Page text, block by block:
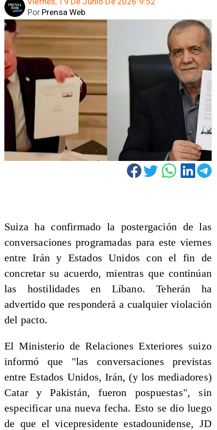
Prensa Web
Por
Suiza ha confirmado la postergación de las
conversaciones programadas para este viernes
entre Irán y Estados Unidos con el fin de
concretar su acuerdo, mientras que continúan
las hostilidades en Líbano. Teherán ha
advertido que responderá a cualquier violación
del pacto.
El Ministerio de Relaciones Exteriores suizo
informó que "las conversaciones previstas
entre Estados Unidos, Irán, (y los mediadores)
Catar y Pakistán, fueron pospuestas", sin
especificar una nueva fecha. Esto se dio luego
de que el vicepresidente estadounidense, JD